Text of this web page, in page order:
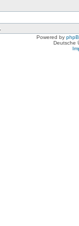
Powered by
Deutsche